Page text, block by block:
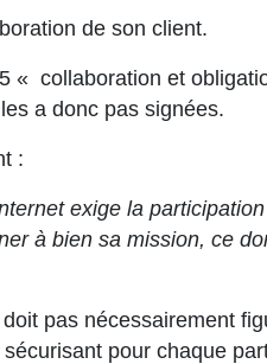
de son client.
« collaboration et
a donc pas signées.
:
exige la
à bien sa mission, ce
pas nécessairement
pour chaque